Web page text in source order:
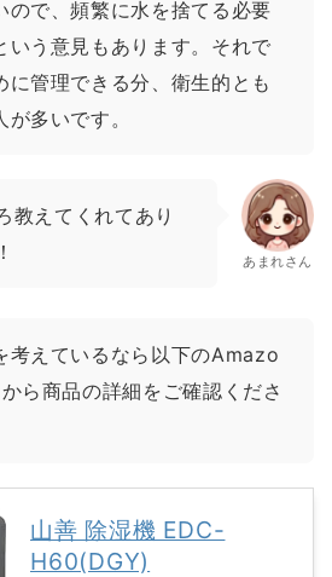
ので、頻繁に水を捨てる必要
いう意見もあります。それで
に管理できる分、衛生的とも
多いです。
教えてくれてあり
あまれさん
考えているなら以下のAmazo
ら商品の詳細をご確認くださ
山善 除湿機 EDC-
H60(DGY)